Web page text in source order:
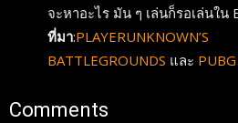
จะหาอะไร มัน ๆ เล่นก็รอเล่นใน
ที่มา:PLAYERUNKNOWN’S
BATTLEGROUNDS และ
Comments